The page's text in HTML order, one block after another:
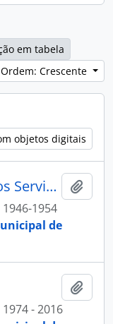
em tabela
Ordem: Crescente
objetos digitais
Cooperativa de Consumo dos Servidores Públicos Ltda
1946-1954
de
1974 - 2016